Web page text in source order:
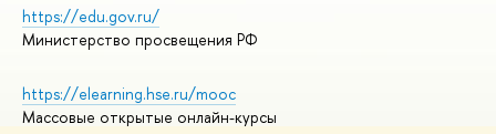
https://edu.gov.ru/
Министерство просвещения РФ
https://elearning.hse.ru/mooc
Массовые открытые онлайн-курсы